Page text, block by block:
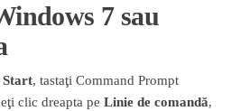
7 sau
Start, tastaţi Command Prompt
clic dreapta pe Linie de comandă,